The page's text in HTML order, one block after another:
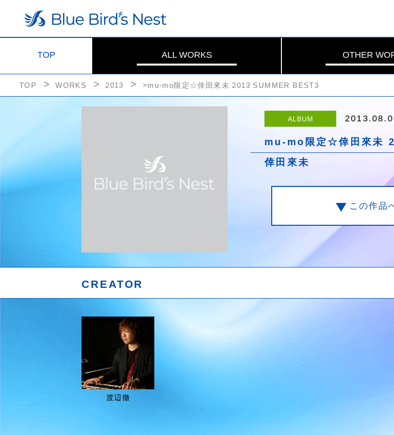
TOP ALL WORKS OTHER
TOP WORKS 2013 >mu-mo限定☆倖田來未 2013 SUMMER BEST3
ALBUM
mu-mo限定☆倖田來未
倖田來未
この作品
CREATOR
渡辺徹